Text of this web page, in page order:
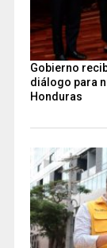
Gobierno
diálogo para
Honduras